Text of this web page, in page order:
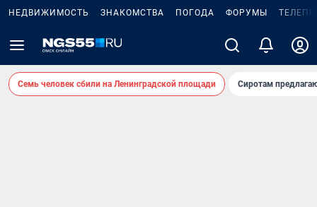
НЕДВИЖИМОСТЬ ЗНАКОМСТВА ПОГОДА ФОРУМЫ
Семь человек сбили на Ленинградской площади Сиротам